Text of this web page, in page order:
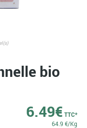
bio
6.49€ TTC*
64.9 €/Kg